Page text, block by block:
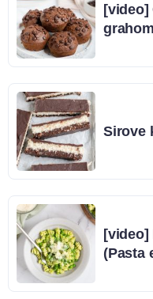
[video]
Sirove
[video]
(Pasta